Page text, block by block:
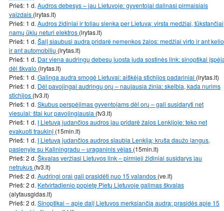
Prieš: 1 d. Audros debesys – jau Lietuvoje: gyventojai dalinasi pirmaisiais
vaizdais (lrytas.lt)
Prieš: 1 d. Audros židiniai ir toliau slenka per Lietuvą: virsta medžiai, tūkstančiai
namų ūkių neturi elektros (lrytas.lt)
Prieš: 1 d. Šalį siaubusi audra pridarė nemenkos žalos: medžiai virto ir ant
ir ant automobilių (lrytas.lt)
Prieš: 1 d. Dar viena audringų debesų juosta juda sostinės link: sinoptikai
dėl škvalo (lrytas.lt)
Prieš: 1 d. Galinga audra smogė Lietuvai: aiškėja stichijos padariniai (lrytas.lt)
Prieš: 1 d. Dėl pavojingai audringų orų – naujausia žinia: skelbia, kada nurims
stichijos (tv3.lt)
Prieš: 1 d. Skubus perspėjimas gyventojams dėl orų – gali susidaryti net
viesulai: štai kur pavojingiausia (tv3.lt)
Prieš: 1 d. Į Lietuvą judančios audros jau pridarė žalos Lenkijoje: teko net
evakuoti traukinį (15min.lt)
Prieš: 1 d. Į Lietuvą judančios audros siaubia Lenkiją: kruša daužo langus,
pasienyje su Kaliningradu – uraganinis vėjas (15min.lt)
Prieš: 2 d. Škvalas veržiasi Lietuvos link – pirmieji židiniai susidarys jau
netrukus (tv3.lt)
Prieš: 2 d. Audringi orai gali prasidėti nuo 15 valandos (ve.lt)
Prieš: 2 d. Ketvirtadienio popietę Pietų Lietuvoje galimas škvalas
(alytausgidas.lt)
Prieš: 2 d. Sinoptikai – apie dalį Lietuvos merksiančią audrą: prasidės apie 15